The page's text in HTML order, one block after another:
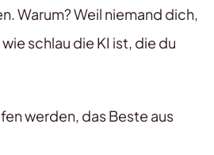
Warum? Weil niemand dich,
schlau die KI ist, die du
werden, das Beste aus